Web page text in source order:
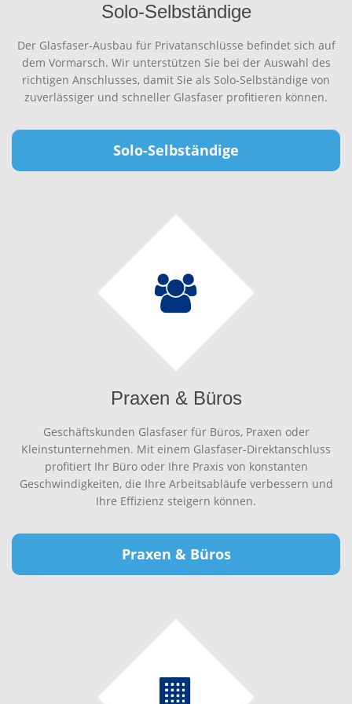
Solo-Selbständige
Der Glasfaser-Ausbau für Privatanschlüsse befindet sich auf
dem Vormarsch. Wir unterstützen Sie bei der Auswahl des
richtigen Anschlusses, damit Sie als Solo-Selbständige von
zuverlässiger und schneller Glasfaser profitieren können.
Solo-Selbständige
Praxen & Büros
Geschäftskunden Glasfaser für Büros, Praxen oder
Kleinstunternehmen. Mit einem Glasfaser-Direktanschluss
profitiert Ihr Büro oder Ihre Praxis von konstanten
Geschwindigkeiten, die Ihre Arbeitsabläufe verbessern und
Ihre Effizienz steigern können.
Praxen & Büros